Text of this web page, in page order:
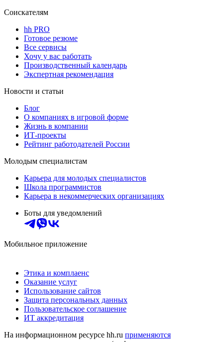
Соискателям
hh PRO
Готовое резюме
Все сервисы
Хочу у вас работать
Производственный календарь
Экспертная рекомендация
Новости и статьи
Блог
О компаниях в игровой форме
Жизнь в компании
ИТ-проекты
Рейтинг работодателей России
Молодым специалистам
Карьера для молодых специалистов
Школа программистов
Карьера в некоммерческих организациях
Боты для уведомлений
Мобильное приложение
Этика и комплаенс
Оказание услуг
Использование сайтов
Защита персональных данных
Пользовательское соглашение
ИТ аккредитация
На информационном ресурсе hh.ru применяются